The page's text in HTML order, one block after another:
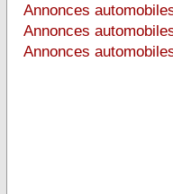
Annonces
Annonces
Annonces